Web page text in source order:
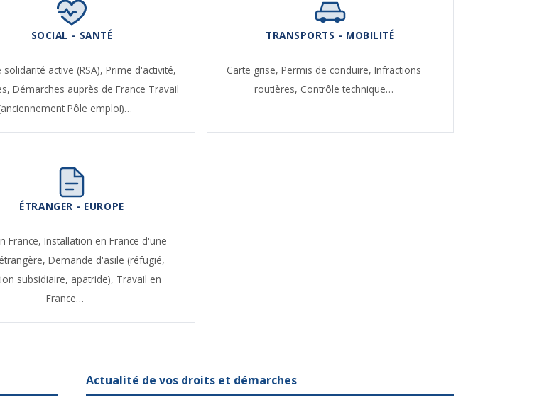
SOCIAL - SANTÉ
solidarité active (RSA),Prime d'activité,
Démarches auprès de France Travail
Pôle emploi)…
TRANSPORTS - MOBILITÉ
Carte grise, Permis de conduire, Infractions
routières, Contrôle technique…
ÉTRANGER - EUROPE
France,Installation en France d'une
Demande d'asile (réfugié,
subsidiaire, apatride), Travail en
France…
Actualité de vos droits et démarches